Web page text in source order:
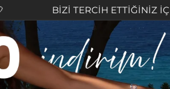
BİZİ TERCİH ETTİĞİNİZ İÇİN